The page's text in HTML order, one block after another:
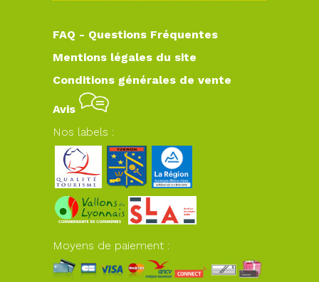
FAQ - Questions Fréquentes
Mentions légales du site
Conditions générales de vente
Avis
Nos labels :
Moyens de paiement :